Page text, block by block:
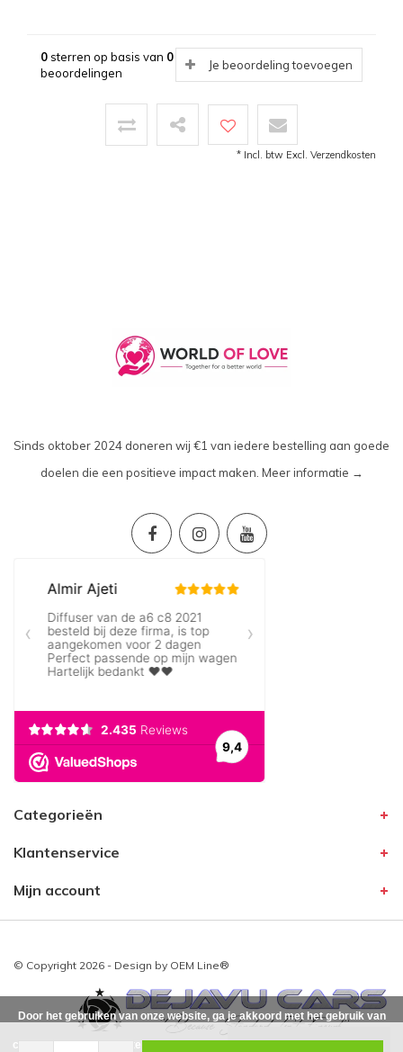
0sterren op basis van 0
beoordelingen
Je beoordeling toevoegen
* Incl. btw Excl. Verzendkosten
Sinds oktober 2024 doneren wij €1 van iedere bestelling aan goede
doelen die een positieve impact maken. Meer informatie →
Categorieën
Klantenservice
Mijn account
© Copyright 2026 - Design by OEM Line®
Door het gebruiken van onze website, ga je akkoord met het gebruik van
cookies om onze website te verbeteren.